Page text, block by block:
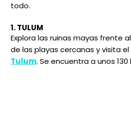
todo.
1. TULUM
Explora las ruinas mayas frente
de las playas cercanas y visita
Tulum. Se encuentra a unos